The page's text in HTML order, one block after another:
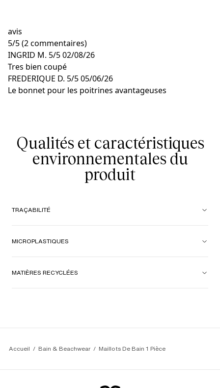
avis
5/5(2 commentaires)
INGRID M. 5/502/08/26
Tres bien coupé
FREDERIQUE D. 5/505/06/26
Le bonnet pour les poitrines avantageuses
Qualités et caractéristiques
environnementales du
produit
TRAÇABILITÉ
MICROPLASTIQUES
MATIÈRES RECYCLÉES
Accueil Bain & Beachwear Maillots De Bain 1 Pièce